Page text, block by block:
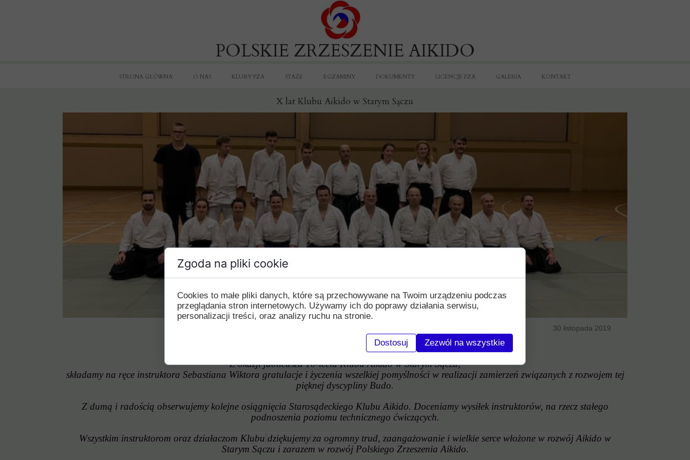
30 listopada 2019
Szanowni Jubilaci !!!
Z okazji jubileuszu 10-lecia Klubu Aikido w Starym Sączu,
składamy na ręce instruktora Sebastiana Wiktora gratulacje i życzenia wszelkiej pomyślności w realizacji zamierzeń związanych z rozwojem tej
pięknej dyscypliny Budo.
Z dumą i radością obserwujemy kolejne osiągnięcia Starosądeckiego Klubu Aikido. Doceniamy wysiłek instruktorów, na rzecz stałego
podnoszenia poziomu technicznego ćwiczących.
Wszystkim instruktorom oraz działaczom Klubu dziękujemy za ogromny trud, zaangażowanie i wielkie serce włożone w rozwój Aikido w
Starym Sączu i zarazem w rozwój Polskiego Zrzeszenia Aikido.
X lat Klubu Aikido w Starym Sączu
STRONA GŁÓWNA O NAS KLUBY PZA STAŻE EGZAMINY DOKUMENTY LICENCJE PZA GALERIA KONTAKT
POLSKIE ZRZESZENIE AIKIDO
Zgoda na pliki cookie
Cookies to małe pliki danych, które są przechowywane na Twoim urządzeniu podczas
przeglądania stron internetowych. Używamy ich do poprawy działania serwisu,
personalizacji treści, oraz analizy ruchu na stronie.
Dostosuj Zezwól na wszystkie